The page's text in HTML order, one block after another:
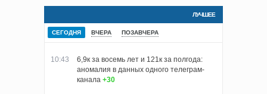
ЛУЧШЕЕ
СЕГОДНЯ ВЧЕРА ПОЗАВЧЕРА
10:43
6,9к за восемь лет и 121к за полгода:
аномалия в данных одного телеграм-
канала +30